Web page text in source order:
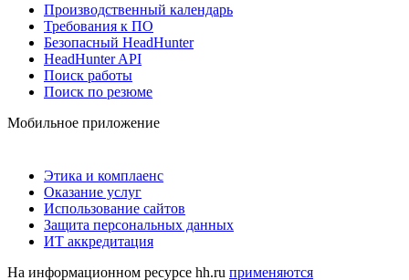
Производственный календарь
Требования к ПО
Безопасный HeadHunter
HeadHunter API
Поиск работы
Поиск по резюме
Мобильное приложение
Этика и комплаенс
Оказание услуг
Использование сайтов
Защита персональных данных
ИТ аккредитация
На информационном ресурсе hh.ru применяются